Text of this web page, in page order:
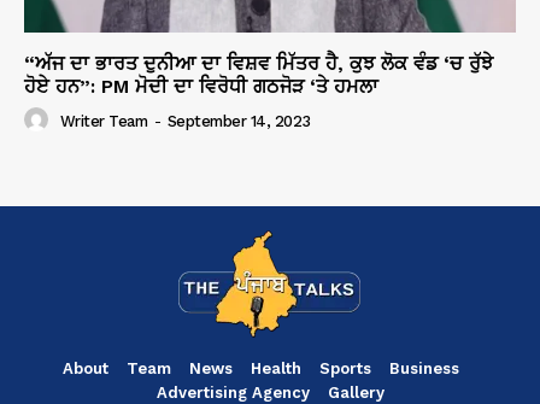
“ਅੱਜ ਦਾ ਭਾਰਤ ਦੁਨੀਆ ਦਾ ਵਿਸ਼ਵ ਮਿੱਤਰ ਹੈ, ਕੁਝ ਲੋਕ ਵੰਡ ‘ਚ ਰੁੱਝੇ
ਹੋਏ ਹਨ”: PM ਮੋਦੀ ਦਾ ਵਿਰੋਧੀ ਗਠਜੋੜ ‘ਤੇ ਹਮਲਾ
Writer Team - September 14, 2023
About Team News Health Sports
Business
Advertising Agency
Gallery